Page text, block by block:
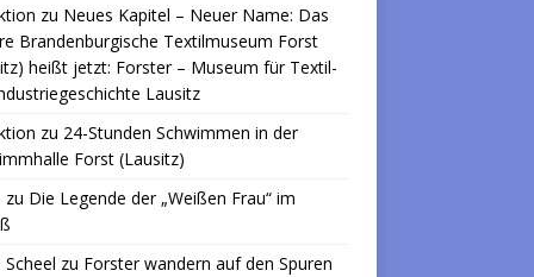
zu Neues Kapitel – Neuer Name: Das
Brandenburgische Textilmuseum Forst
heißt jetzt: Forster – Museum für Textil-
Lausitz
zu 24-Stunden Schwimmen in der
Forst (Lausitz)
zu Die Legende der „Weißen Frau“ im
Scheel zu Forster wandern auf den Spuren